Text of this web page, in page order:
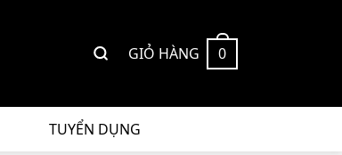
GIỎ HÀNG 0
TUYỂN DỤNG